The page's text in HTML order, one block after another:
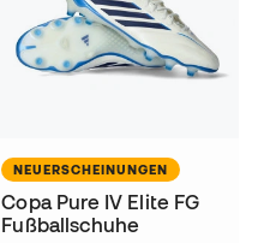
NEUERSCHEINUNGEN
Copa Pure IV Elite FG
Fußballschuhe